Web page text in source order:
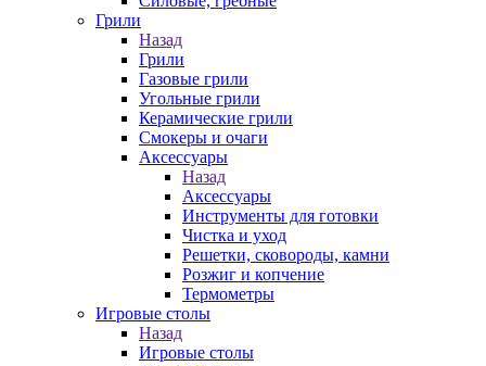
Грили
Назад
Грили
Газовые грили
Угольные грили
Керамические грили
Смокеры и очаги
Аксессуары
Назад
Аксессуары
Инструменты для готовки
Чистка и уход
Решетки, сковороды, камни
Розжиг и копчение
Термометры
Игровые столы
Назад
Игровые столы